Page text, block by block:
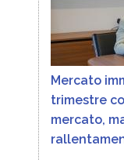
Mercato
trimestre
mercato,